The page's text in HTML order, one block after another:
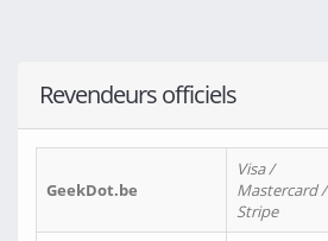
Revendeurs officiels
GeekDot.be
Visa /
Mastercard /
Stripe